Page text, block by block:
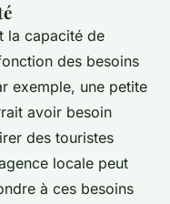
la capacité de
des besoins
exemple, une petite
avoir besoin
des touristes
locale peut
à ces besoins